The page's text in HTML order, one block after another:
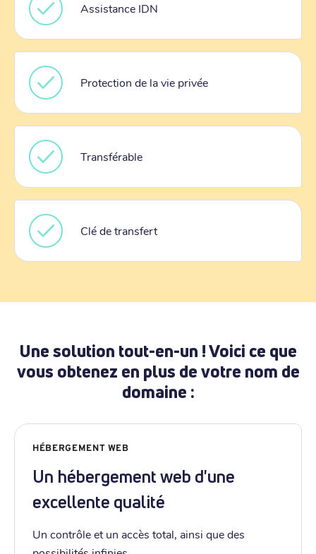
Assistance IDN
Protection de la vie privée
Transférable
Clé de transfert
Une solution tout-en-un ! Voici ce que
vous obtenez en plus de votre nom de
domaine :
HÉBERGEMENT WEB
Un hébergement web d'une
excellente qualité
Un contrôle et un accès total, ainsi que des